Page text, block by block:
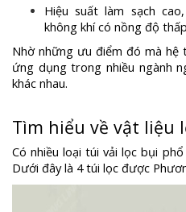
Hiệu suất làm sạch
không khí có nồng độ
Nhờ những ưu điểm đó mà
ứng dụng trong nhiều ngành
khác nhau.
Tìm hiểu về vật liệu
Có nhiều loại túi vải lọc bụi
Dưới đây là 4 túi lọc được